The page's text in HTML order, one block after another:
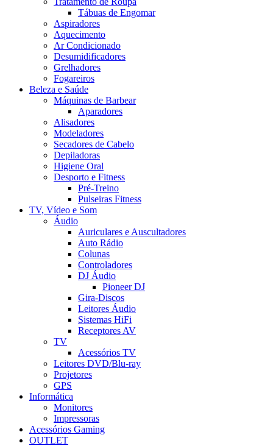
Tábuas de Engomar
Aspiradores
Aquecimento
Ar Condicionado
Desumidificadores
Grelhadores
Fogareiros
Beleza e Saúde
Máquinas de Barbear
Aparadores
Alisadores
Modeladores
Secadores de Cabelo
Depiladoras
Higiene Oral
Desporto e Fitness
Pré-Treino
Pulseiras Fitness
TV, Vídeo e Som
Áudio
Auriculares e Auscultadores
Auto Rádio
Colunas
Controladores
DJ Áudio
Pioneer DJ
Gira-Discos
Leitores Áudio
Sistemas HiFi
Receptores AV
TV
Acessórios TV
Leitores DVD/Blu-ray
Projetores
GPS
Informática
Monitores
Impressoras
Acessórios Gaming
OUTLET